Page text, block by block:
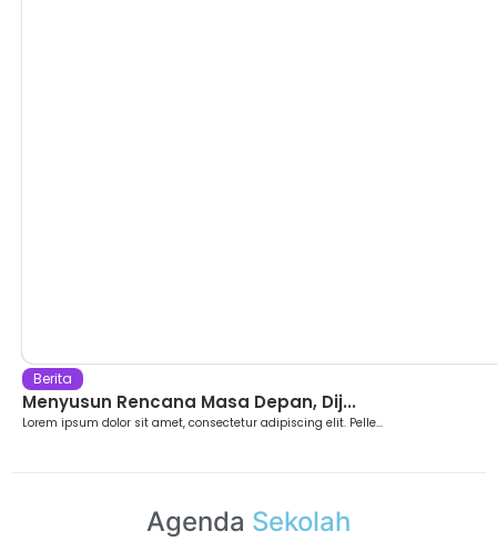
Berita
Menyusun Rencana Masa Depan, Dij...
Lorem ipsum dolor sit amet, consectetur adipiscing elit. Pelle...
Agenda Sekolah